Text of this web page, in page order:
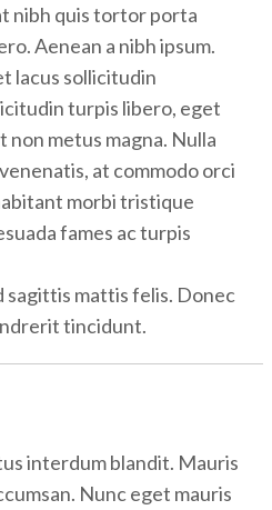
nibh quis tortor porta
Aenean a nibh ipsum.
lacus sollicitudin
turpis libero, eget
non metus magna. Nulla
at commodo orci
morbi tristique
fames ac turpis
sagittis mattis felis. Donec
tincidunt.
interdum blandit. Mauris
Nunc eget mauris